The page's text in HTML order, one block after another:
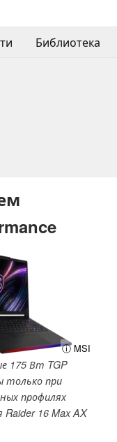
Библиотека
ⓘ MSI
175 Вт TGP
только при
профилях
16 Max AX